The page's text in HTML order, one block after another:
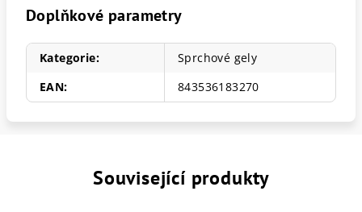
Doplňkové parametry
Kategorie:
Sprchové gely
EAN: 843536183270
Související produkty